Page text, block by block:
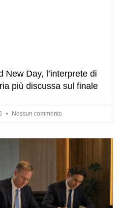
New Day, l’interprete di
più discussa sul finale
Nessun commento